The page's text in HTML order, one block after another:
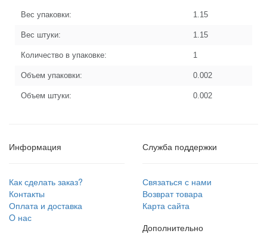
Вес упаковки: 1.15
Вес штуки: 1.15
Количество в упаковке: 1
Объем упаковки: 0.002
Объем штуки: 0.002
Информация
Как сделать заказ?
Контакты
Оплата и доставка
O нас
Служба поддержки
Связаться с нами
Возврат товара
Карта сайта
Дополнительно